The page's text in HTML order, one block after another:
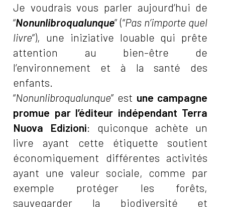
Je voudrais vous parler aujourd’hui de
“Nonunlibroqualunque” (“Pas n’importe quel
livre”), une iniziative louable qui prête
attention au bien-être de
l’environnement et à la santé des
enfants.
“Nonunlibroqualunque” est une campagne
promue par l’éditeur indépendant Terra
Nuova Edizioni: quiconque achète un
livre ayant cette étiquette soutient
économiquement différentes activités
ayant une valeur sociale, comme par
exemple protéger les forêts,
sauvegarder la biodiversité et